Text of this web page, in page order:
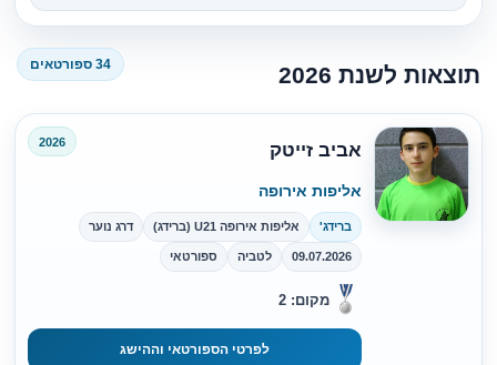
תוצאות לשנת 2026 34 ספורטאים
אביב זייטק 2026
אליפות אירופה
ברידג' אליפות אירופה U21 (ברידג) דרג נוער
09.07.2026 לטביה ספורטאי
מקום: 2
לפרטי הספורטאי וההישג